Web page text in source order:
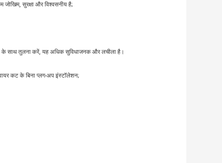
सुरक्षा और विश्वसनीय है;
के साथ तुलना करें, यह अधिक सुविधाजनक और लचीला है।
कट के बिना प्लग-अप इंस्टॉलेशन;